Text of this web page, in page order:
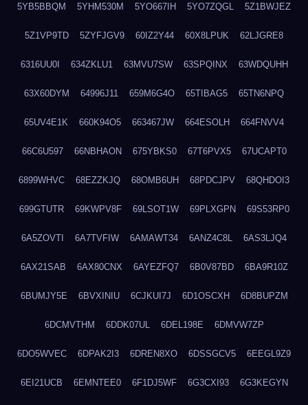
5YB5BBQM 5YHM530M 5YO667IH 5YO7ZQGL 5Z1BWJEZ
5Z1VP9TD 5ZYFJGV9 60IZ2Y44 60X8LPUK 62LJGRE8
6316UU0I 634ZKLU1 63MVU7SW 63SPQINX 63WDQUHH
63X60DYM 64996J11 659M6G4O 65TIBAG5 65TN6NPQ
65UV4E1K 660K94O5 663467JW 664ESOLH 664FNVV4
66C6U597 66NBHAON 675YBKS0 67T6PVX5 67UCAPT0
6899WHVC 68EZZKJQ 68OMB6UH 68PDCJPV 68QHDOI3
699GTUTR 69KWPV8F 69LSOT1W 69PLXGPN 69S53RP0
6A5ZOVTI 6A7TVFIW 6AMAWT34 6ANZ4C8L 6AS3LJQ4
6AX21SAB 6AX80CNX 6AYEZFQ7 6B0V87BD 6BA9R10Z
6BUMJY5E 6BVXINIU 6CJKUI7J 6D1OSCXH 6D8BUPZM
6DCMVTHM 6DDK07UL 6DEL198E 6DMVW7ZP
6DO5WVEC 6DPAK2I3 6DREN8XO 6DSSGCV5 6EEGL9Z9
6EI21UCB 6EMNTEE0 6F1DJ5WF 6G3CXI93 6G3KEGYN